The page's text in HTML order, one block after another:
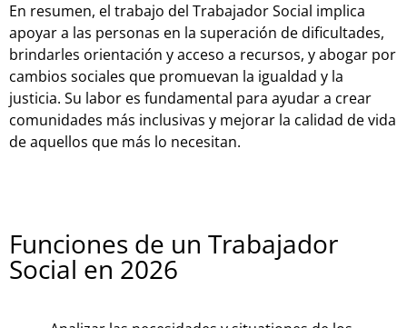
En resumen, el trabajo del Trabajador Social implica
apoyar a las personas en la superación de dificultades,
brindarles orientación y acceso a recursos, y abogar por
cambios sociales que promuevan la igualdad y la
justicia. Su labor es fundamental para ayudar a crear
comunidades más inclusivas y mejorar la calidad de vida
de aquellos que más lo necesitan.
Funciones de un Trabajador
Social en 2026